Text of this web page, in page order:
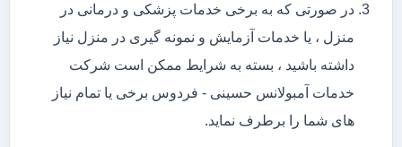
در صورتی که به برخی خدمات پزشکی و درمانی در
منزل ، یا خدمات آزمایش و نمونه گیری در منزل نیاز
داشته باشید ، بسته به شرایط ممکن است شرکت
خدمات آمبولانس حسینی - فردوس برخی یا تمام نیاز
های شما را برطرف نماید.